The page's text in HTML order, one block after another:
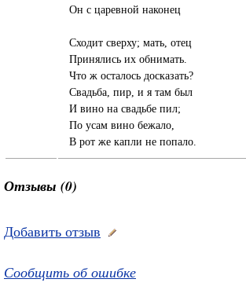
Он с царевной наконец
Сходит сверху; мать, отец
Принялись их обнимать.
Что ж осталось досказать?
Свадьба, пир, и я там был
И вино на свадьбе пил;
По усам вино бежало,
В рот же капли не попало.
Отзывы (0)
Добавить отзыв
Сообщить об ошибке